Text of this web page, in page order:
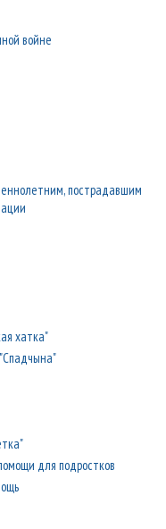
войне
хатка"
для подростков